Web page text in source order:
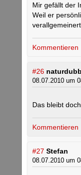
Mir gefällt der
Weil er
Kommentieren
#26
08.07.2010 um
Das bleibt
Kommentieren
#27 Stefan
08.07.2010 um